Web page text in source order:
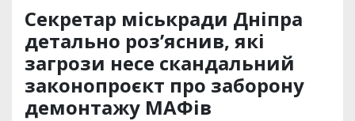
Секретар міськради Дніпра
детально розʼяснив, які
загрози несе скандальний
законопроєкт про заборону
демонтажу МАФів